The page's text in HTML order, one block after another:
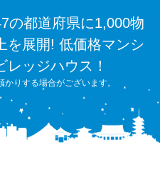
の都道府県に1,000物
を展開! 低価格マンシ
レッジハウス！
りする場合がございます。